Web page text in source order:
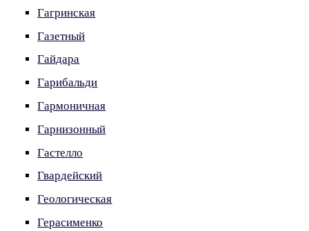
Гагринская
Газетный
Гайдара
Гарибальди
Гармоничная
Гарнизонный
Гастелло
Гвардейский
Геологическая
Герасименко